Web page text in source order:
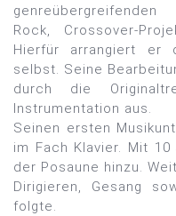
Rock, Crossover-
Hierfür arrangiert er
selbst. Seine
durch die
Instrumentation aus.
Seinen ersten
im Fach Klavier. Mit
der Posaune hinzu.
Dirigieren, Gesang
folgte.